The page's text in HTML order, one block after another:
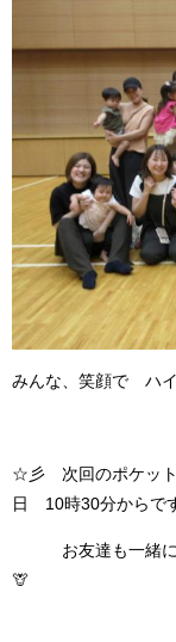
みんな、笑顔で ハ
☆彡 次回のポケット
日 10時30分からで
お友達も一緒に
🦒